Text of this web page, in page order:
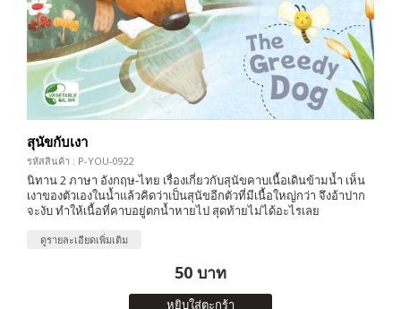
สุนัขกับเงา
รหัสสินค้า : P-YOU-0922
นิทาน 2 ภาษา อังกฤษ-ไทย เรื่องเกี่ยวกับสุนัขคาบเนื้อเดินข้ามน้ำ เห็น
เงาของตัวเองในน้ำแล้วคิดว่าเป็นสุนัขอีกตัวที่มีเนื้อใหญ่กว่า จึงอ้าปาก
จะงับ ทำให้เนื้อที่คาบอยู่ตกน้ำหายไป สุดท้ายไม่ได้อะไรเลย
ดูรายละเอียดเพิ่มเติม
50 บาท
หยิบใส่ตะกร้า